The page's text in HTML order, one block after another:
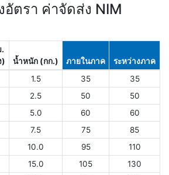
อัตรา ค่าจัดส่ง NIM
)
น้ำหนัก (กก.) ภายในภาค
ระหว่างภาค
1.5 35
35
2.5 50
50
5.0 60
60
7.5 75
85
10.0 95
110
15.0 105
130